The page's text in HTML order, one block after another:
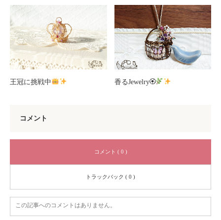
王冠に挑戦中 香るJewelry🏵
コメント
コメント ( 0 )
トラックバック ( 0 )
この記事へのコメントはありません。